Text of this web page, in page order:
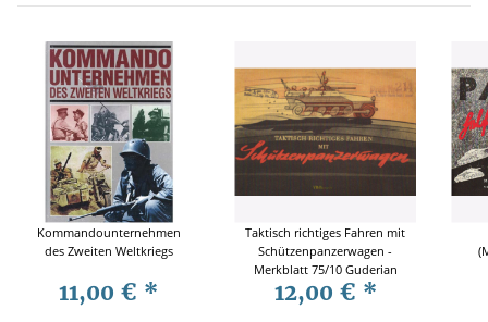
Kommandounternehmen
des Zweiten Weltkriegs
11,00 € *
Taktisch richtiges Fahren mit
Schützenpanzerwagen -
Merkblatt 75/10 Guderian
1944
12,00 € *